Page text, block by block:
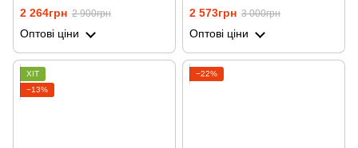
голосом, 8 gb, 500 годин
2 264грн 2 900грн
Оптові ціни
голосом, 16 gb, 500 годин
2 573грн 3 000грн
Оптові ціни
ХІТ
−13%
−22%